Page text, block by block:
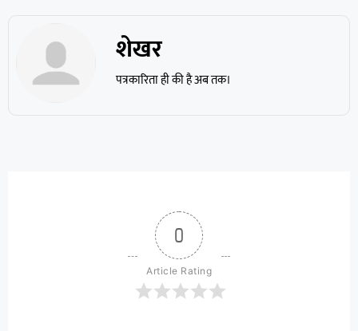
शेखर
पत्रकारिता ही की है अब तक।
0
Article Rating